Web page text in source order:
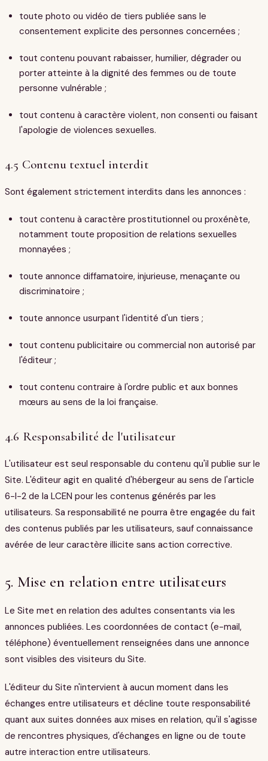
toute photo ou vidéo de tiers publiée sans le
consentement explicite des personnes concernées ;
tout contenu pouvant rabaisser, humilier, dégrader ou
porter atteinte à la dignité des femmes ou de toute
personne vulnérable ;
tout contenu à caractère violent, non consenti ou faisant
l'apologie de violences sexuelles.
4.5 Contenu textuel interdit
Sont également strictement interdits dans les annonces :
tout contenu à caractère prostitutionnel ou proxénète,
notamment toute proposition de relations sexuelles
monnayées ;
toute annonce diffamatoire, injurieuse, menaçante ou
discriminatoire ;
toute annonce usurpant l'identité d'un tiers ;
tout contenu publicitaire ou commercial non autorisé par
l'éditeur ;
tout contenu contraire à l'ordre public et aux bonnes
mœurs au sens de la loi française.
4.6 Responsabilité de l'utilisateur
L'utilisateur est seul responsable du contenu qu'il publie sur le
Site. L'éditeur agit en qualité d'hébergeur au sens de l'article
6-I-2 de la LCEN pour les contenus générés par les
utilisateurs. Sa responsabilité ne pourra être engagée du fait
des contenus publiés par les utilisateurs, sauf connaissance
avérée de leur caractère illicite sans action corrective.
5. Mise en relation entre utilisateurs
Le Site met en relation des adultes consentants via les
annonces publiées. Les coordonnées de contact (e-mail,
téléphone) éventuellement renseignées dans une annonce
sont visibles des visiteurs du Site.
L'éditeur du Site n'intervient à aucun moment dans les
échanges entre utilisateurs et décline toute responsabilité
quant aux suites données aux mises en relation, qu'il s'agisse
de rencontres physiques, d'échanges en ligne ou de toute
autre interaction entre utilisateurs.